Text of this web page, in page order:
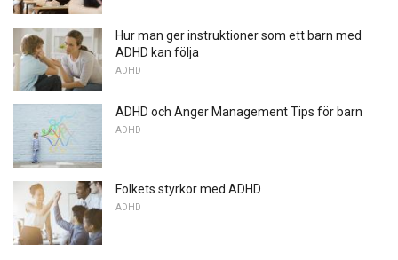
Hur man ger instruktioner som ett barn med
ADHD kan följa
ADHD
ADHD och Anger Management Tips för barn
ADHD
Folkets styrkor med ADHD
ADHD